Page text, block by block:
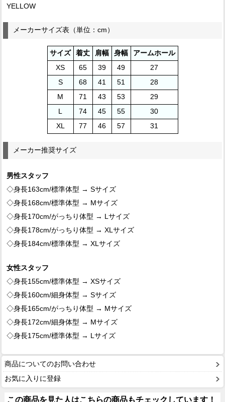
YELLOW
メーカーサイズ表（単位：cm）
サイズ 着丈 肩幅 身幅
アームホール
XS
65 39 49
27
S
68 41 51
28
M
71 43 53
29
74 45 55
30
XL
77 46 57 31
メーカー推奨サイズ
男性スタッフ
◇身長163cm/標準体型 → Sサイズ
◇身長168cm/標準体型 → Mサイズ
◇身長170cm/がっちり体型 → Lサイズ
◇身長178cm/がっちり体型 → XLサイズ
◇身長184cm/標準体型 → XLサイズ
女性スタッフ
◇身長155cm/標準体型 → XSサイズ
◇身長160cm/細身体型 → Sサイズ
◇身長165cm/がっちり体型 → Mサイズ
◇身長172cm/細身体型 → Mサイズ
◇身長175cm/標準体型 → Lサイズ
商品についてのお問い合わせ
お気に入りに登録
この商品を見た人はこちらの商品もチェックしています！